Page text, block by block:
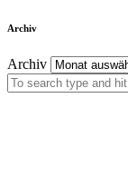
Archiv
Archiv